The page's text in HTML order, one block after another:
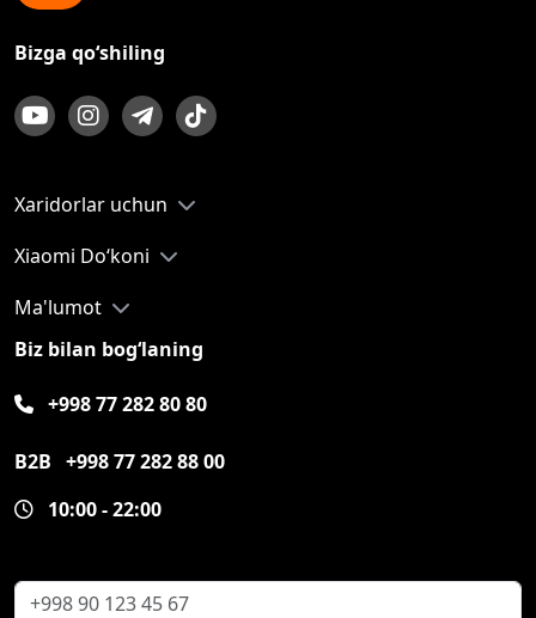
Bizga qo‘shiling
Xaridorlar uchun
Xiaomi Do‘koni
Ma'lumot
Biz bilan bog‘laning
+998 77 282 80 80
B2B +998 77 282 88 00
10:00 - 22:00